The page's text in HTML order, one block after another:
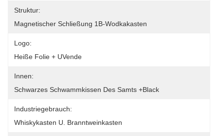
Struktur:
Magnetischer Schließung 1B-Wodkakasten
Logo:
Heiße Folie + UVende
Innen:
Schwarzes Schwammkissen Des Samts +black
Industriegebrauch:
Whiskykasten U. Branntweinkasten